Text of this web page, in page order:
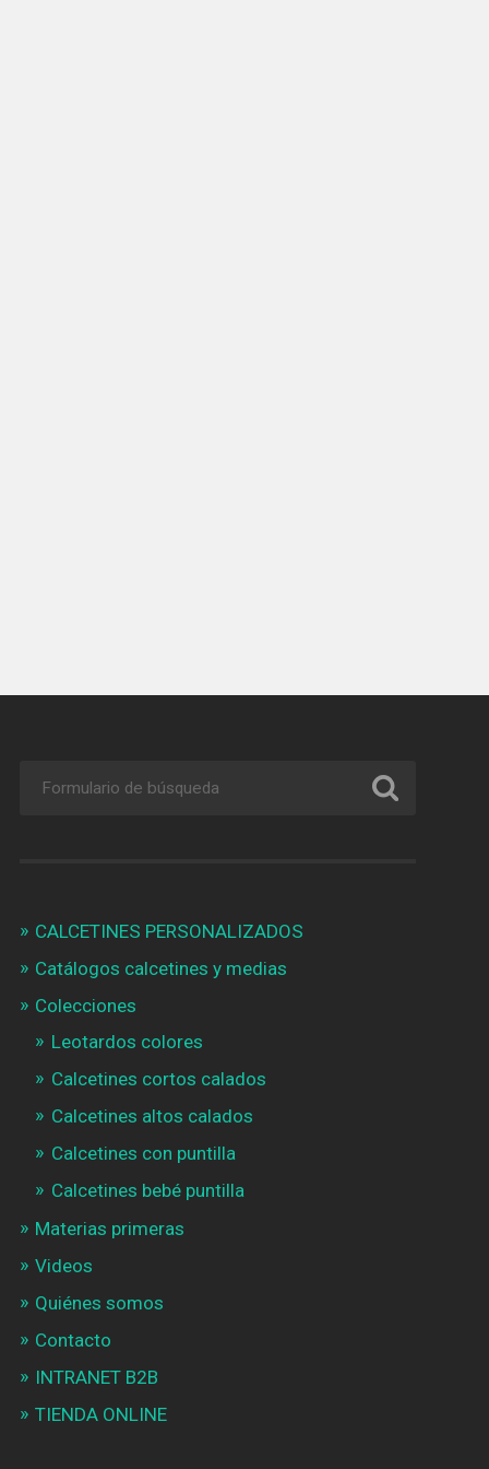
CALCETINES PERSONALIZADOS
Catálogos calcetines y medias
Colecciones
Leotardos colores
Calcetines cortos calados
Calcetines altos calados
Calcetines con puntilla
Calcetines bebé puntilla
Materias primeras
Videos
Quiénes somos
Contacto
INTRANET B2B
TIENDA ONLINE